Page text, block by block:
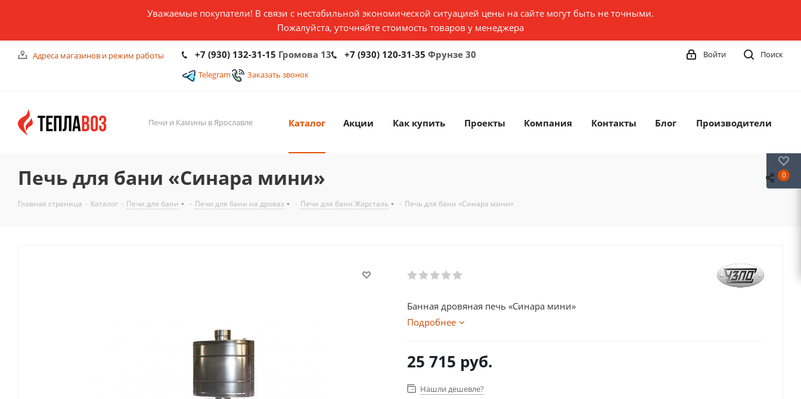
Уважаемые покупатели! В связи с нестабильной экономической ситуацией цены на сайте могут быть не точными.
Пожалуйста, уточняйте стоимость товаров у менеджера
Адреса магазинов и режим работы +7 (930) 132-31-15 Громова 13 +7 (930) 120-31-35 Фрунзе 30
Telegram Заказать звонок
Поиск
Войти
Печи и Камины в Ярославле Каталог Акции Как купить Проекты Компания Контакты Блог Производители
Печь для бани «Синара мини»
Главная страница - Каталог - Печи для бани - Печи для бани на дровах - Печи для бани Жарсталь - Печь для бани «Синара мини»
Банная дровяная печь «Синара мини»
Подробнее
25 715 руб.
Нашли дешевле?
0